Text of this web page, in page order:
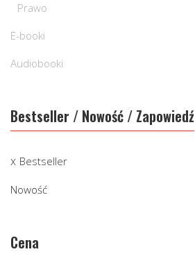
Prawo
E-booki
Audiobooki
Bestseller / Nowość / Zapowiedź
Bestseller
Nowość
Cena